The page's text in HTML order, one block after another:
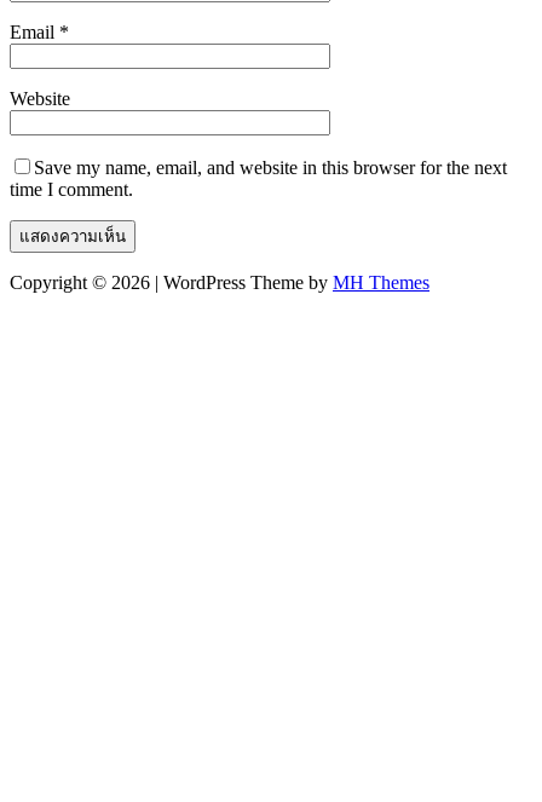
Email *
Website
Save my name, email, and website in this browser for the next
time I comment.
Copyright © 2026 | WordPress Theme by MH Themes